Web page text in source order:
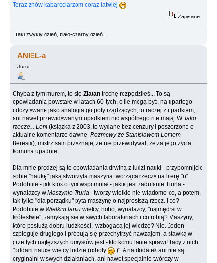
Teraz znów kabareciarzom coraz łatwiej
Zapisane
Taki zwykły dzień, biało-czarny dzień...
ANIEL-a
Juror
Chyba z tym murem, to sięZlatan trochę rozpędziłeś... To są
opowiadania powstałe w latach 60-tych, o ile mogą być, na upartego
odczytywane jako analogia głupoty rządzących, to raczej z upadkiem,
ani nawet przewidywanym upadkiem nic wspólnego nie mają. W Tako
rzecze... Lem(ksiązka z 2003, to wydane bez cenzury i poszerzone o
aktualne komentarze dawneRozmowy ze Stanisławem Lemem
Beresia), mistrz sam przyznaje, że nie przewidywał, że za jego życia
komuna upadnie.
Dla mnie prędzej są te opowiadania drwiną z ludzi nauki - przypomnijcie
sobie "naukę" jaką stworzyła maszyna tworząca rzeczy na literę "n".
Podobnie - jak ktoś o tym wspomniał - jakie jest zadufanie Trurla -
wynalazcy wMaszynie Trurla - tworzy wielkie nie-wiadomo-co, a potem,
tak tylko "dla porządku" pyta maszynę o najprostszą rzecz. I co?
Podobnie w Wielkim laniu wielcy, hoho, wynalazcy, "najmędrsi w
królestwie", zamykają się w swych laboratoriach i co robią? Maszyny,
które posłużą dobru ludzkości, wzbogacą jej wiedzę? Nie. Jeden
szpieguje drugiego i próbują się przechytrzyć nawzajem, a stawką w
grze tych najtęższych umysłów jest - kto komu lanie sprawi! Tacy z nich
"oddani nauce wielcy ludzie (roboty
)". A na dodatek ani nie są
oryginalni w swych działaniach, ani nawet specjalnie twórczy w